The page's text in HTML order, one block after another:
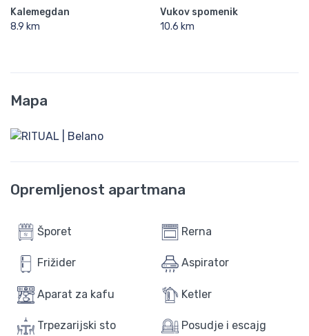
Kalemegdan
8.9 km
Vukov spomenik
10.6 km
Mapa
Opremljenost apartmana
Šporet Rerna
Frižider Aspirator
Aparat za kafu Ketler
Trpezarijski sto Posudje i escajg